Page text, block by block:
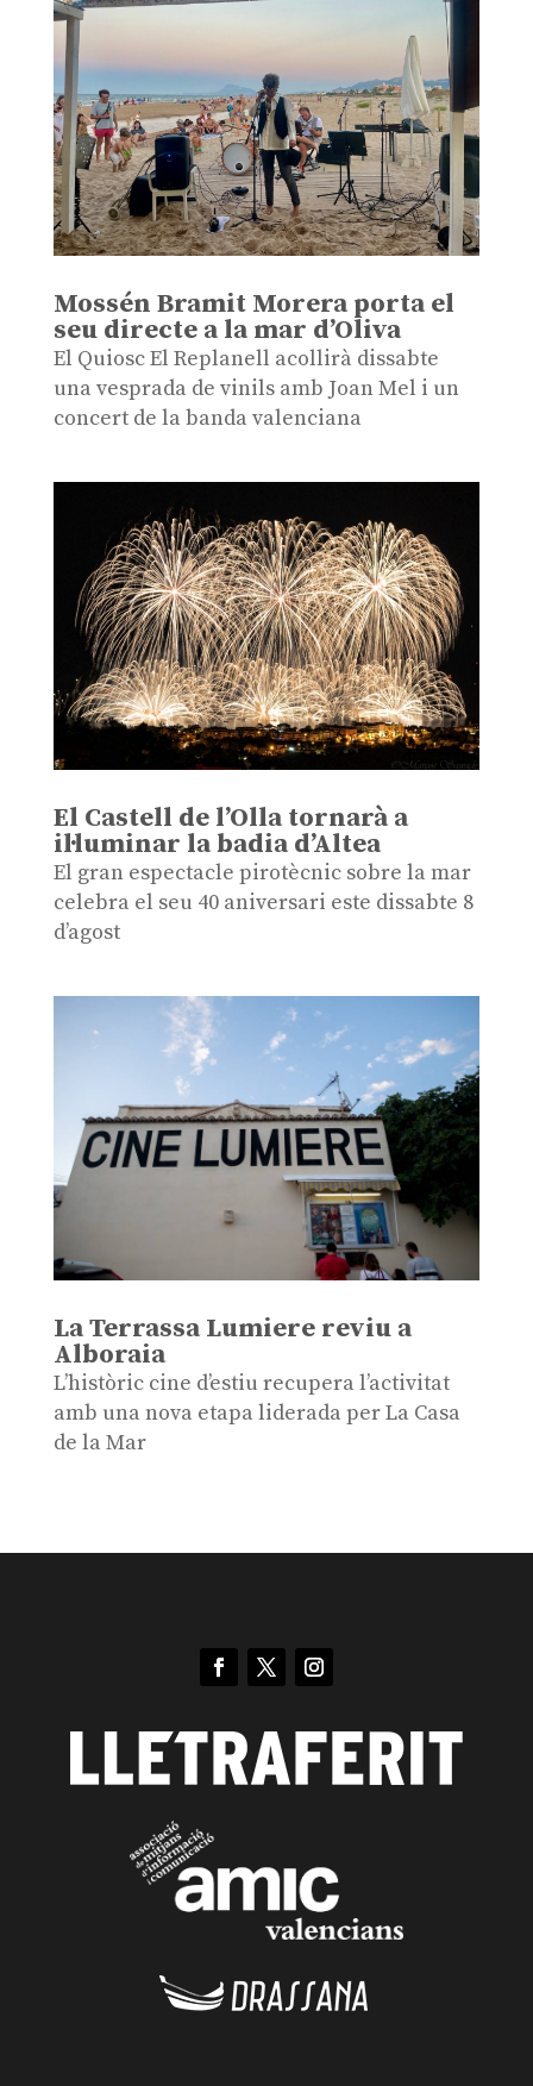
Mossén Bramit Morera porta el
seu directe a la mar d’Oliva
El Quiosc El Replanell acollirà dissabte
una vesprada de vinils amb Joan Mel i un
concert de la banda valenciana
El Castell de l’Olla tornarà a
il·luminar la badia d’Altea
El gran espectacle pirotècnic sobre la mar
celebra el seu 40 aniversari este dissabte 8
d’agost
La Terrassa Lumiere reviu a
Alboraia
L’històric cine d’estiu recupera l’activitat
amb una nova etapa liderada per La Casa
de la Mar